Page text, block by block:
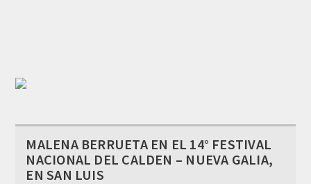
MALENA BERRUETA EN EL 14° FESTIVAL
NACIONAL DEL CALDEN – NUEVA GALIA,
EN SAN LUIS